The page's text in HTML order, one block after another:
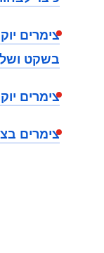
צימרים
בשקט
צימרים
צימרים